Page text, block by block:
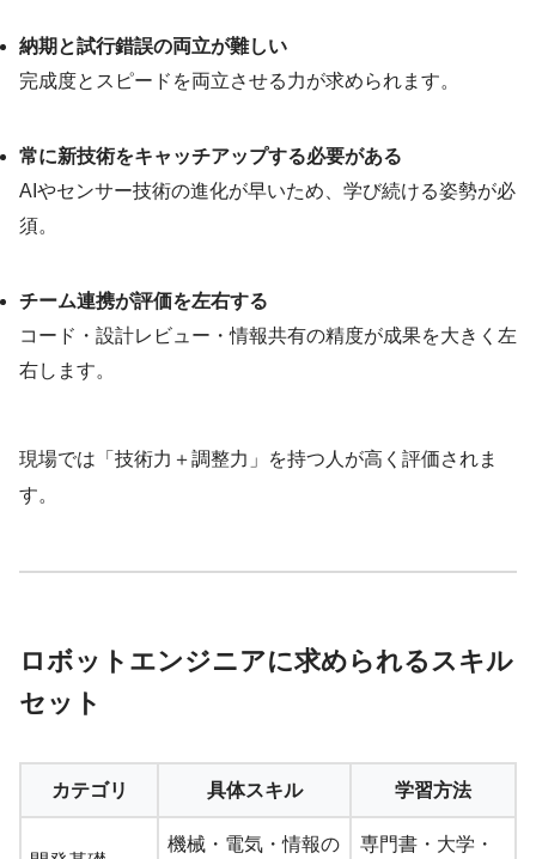
納期と試行錯誤の両立が難しい
完成度とスピードを両立させる力が求められます。
常に新技術をキャッチアップする必要がある
AIやセンサー技術の進化が早いため、学び続ける姿勢が必
須。
チーム連携が評価を左右する
コード・設計レビュー・情報共有の精度が成果を大きく左
右します。
現場では「技術力＋調整力」を持つ人が高く評価されま
す。
ロボットエンジニアに求められるスキル
セット
カテゴリ 具体スキル 学習方法
機械・電気・情報の 専門書・大学・